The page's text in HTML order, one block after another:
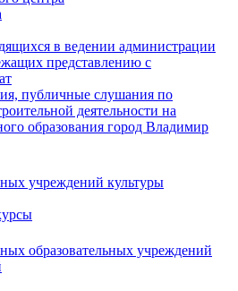
в ведении администрации
представлению с
публичные слушания по
деятельности на
образования город Владимир
учреждений культуры
образовательных учреждений